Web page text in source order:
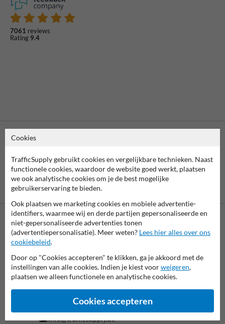
7061 reviews
Rating 9.4
Vooruitbetaling
per bank
Neem contact op met onze productspecialist
Matthias!
al je vragen over onze producten en diensten.
bereikbaar tot 17.00
Chat met ons online
info@trafficsupply.be
Cookies
TrafficSupply gebruikt cookies en vergelijkbare technieken. Naast
functionele cookies, waardoor de website goed werkt, plaatsen
we ook analytische cookies om je de best mogelijke
gebruikerservaring te bieden.
Ook plaatsen we marketing cookies en mobiele advertentie-
identifiers, waarmee wij en derde partijen gepersonaliseerde en
niet-gepersonaliseerde advertenties tonen
(advertentiepersonalisatie). Meer weten? Lees hier alles over ons
cookiebeleid.
Door op "Cookies accepteren" te klikken, ga je akkoord met de
instellingen van alle cookies. Indien je kiest voorweigeren,
plaatsen we alleen functionele en analytische cookies.
Cookies accepteren